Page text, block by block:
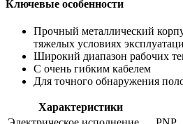
Ключевые особенности
Прочный металлический
тяжелых условиях
Широкий диапазон рабочих
С очень гибким кабелем
Для точного обнаружения
Характеристики